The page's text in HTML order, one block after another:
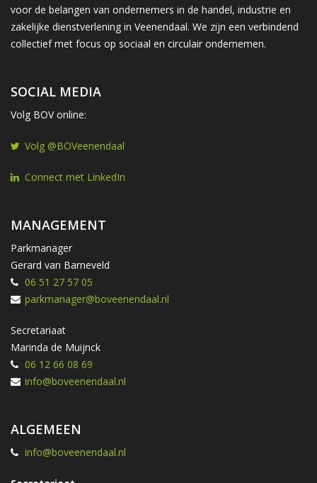
voor de belangen van ondernemers in de handel, industrie en
zakelijke dienstverlening in Veenendaal. We zijn een verbindend
collectief met focus op sociaal en circulair ondernemen.
SOCIAL MEDIA
Volg BOV online:
Volg @BOVeenendaal
Connect met LinkedIn
MANAGEMENT
Parkmanager
Gerard van Barneveld
06 51 27 57 05
parkmanager@boveenendaal.nl
Secretariaat
Marinda de Muijnck
06 12 66 08 69
info@boveenendaal.nl
ALGEMEEN
info@boveenendaal.nl